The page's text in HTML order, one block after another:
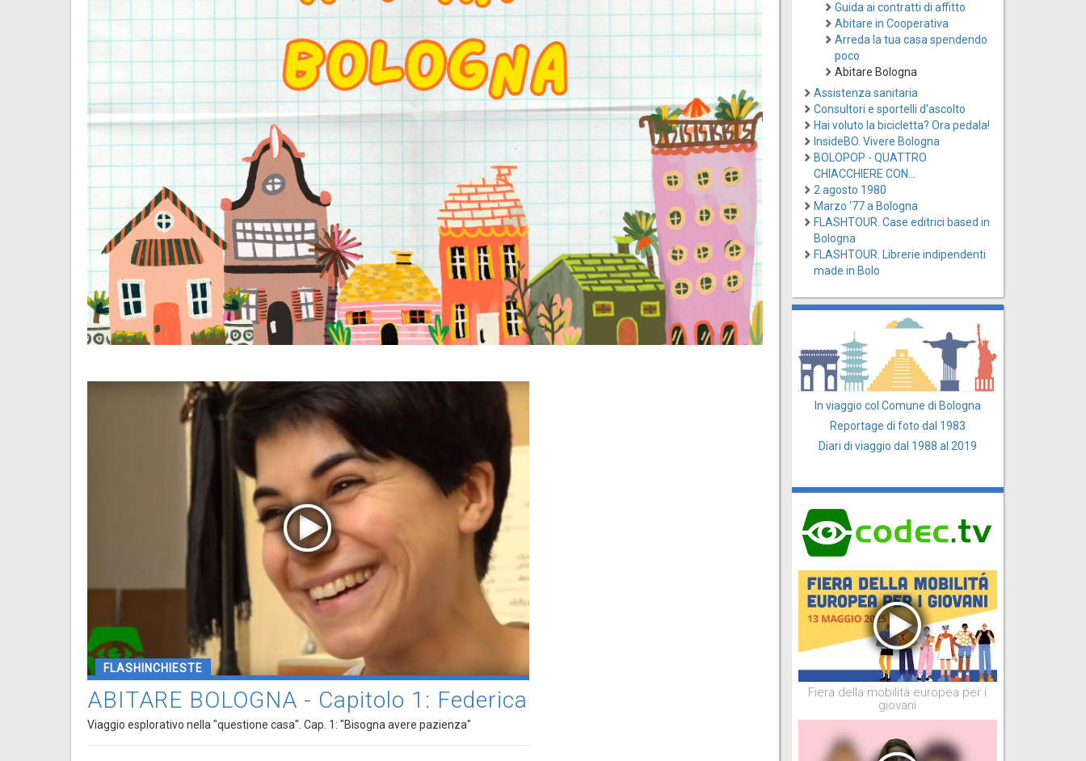
FLASHINCHIESTE
ABITARE BOLOGNA - Capitolo 1: Federica
Viaggio esplorativo nella "questione casa". Cap. 1: "Bisogna avere pazienza"
Guida ai contratti di affitto
Abitare in Cooperativa
Arreda la tua casa spendendo
poco
Abitare Bologna
Assistenza sanitaria
Consultori e sportelli d'ascolto
Hai voluto la bicicletta? Ora pedala!
InsideBO. Vivere Bologna
BOLOPOP - QUATTRO
CHIACCHIERE CON...
2 agosto 1980
Marzo '77 a Bologna
FLASHTOUR. Case editrici based in
Bologna
FLASHTOUR. Librerie indipendenti
made in Bolo
In viaggio col Comune di Bologna
Reportage di foto dal 1983
Diari di viaggio dal 1988 al 2019
Fiera della mobilità europea per i
giovani